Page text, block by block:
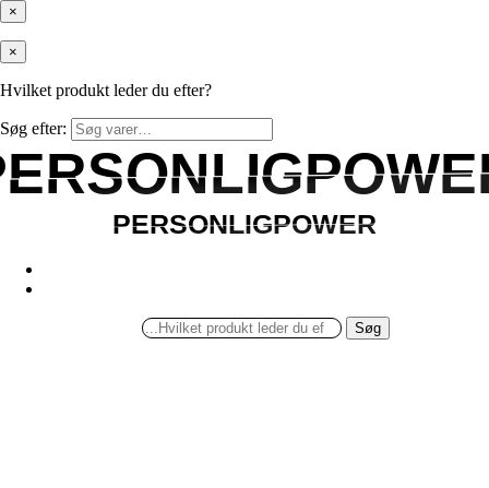
×
×
Hvilket produkt leder du efter?
Søg efter:
PERSONLIGPOWER
PERSONLIGPOWER
Søg